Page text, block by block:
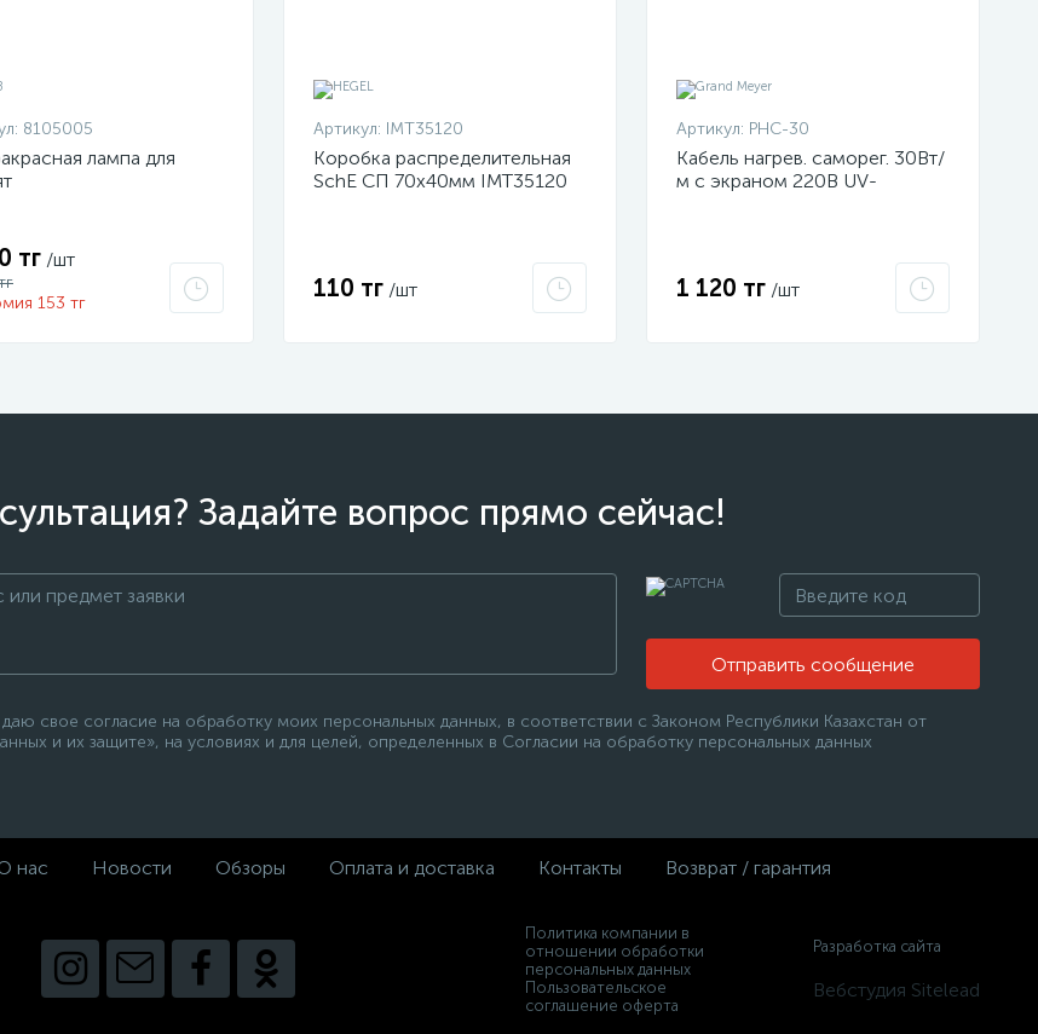
8105005
лампа для
тг /шт
153 тг
Артикул: IMT35120
Коробка распределительная
SchE СП 70х40мм IMT35120
110 тг /шт
Артикул: PHC-30
Кабель нагрев. саморег. 30Вт/
м с экраном 220В UV-
1 120 тг /шт
Задайте вопрос прямо сейчас!
Отправить сообщение
свое согласие на обработку моих персональных данных, в соответствии с Законом Республики Казахстан от
и их защите», на условиях и для целей, определенных в Согласии на обработку персональных данных
нас Новости Обзоры Оплата и доставка Контакты Возврат / гарантия
Политика компании в
отношении обработки
персональных данных
Пользовательское
соглашение оферта
Разработка сайта
Вебстудия Sitelead